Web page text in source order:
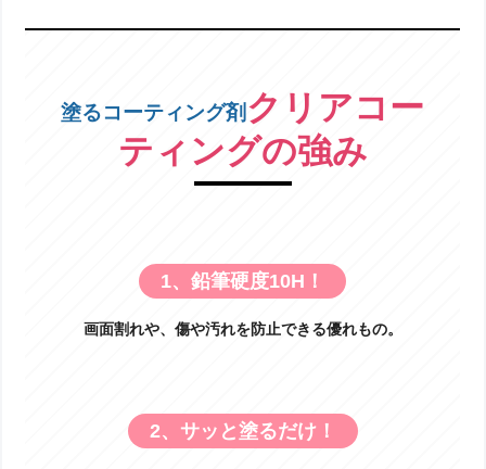
塗るコーティング剤 クリアコー
ティングの強み
1、鉛筆硬度10H！
画面割れや、傷や汚れを防止できる優れもの。
2、サッと塗るだけ！